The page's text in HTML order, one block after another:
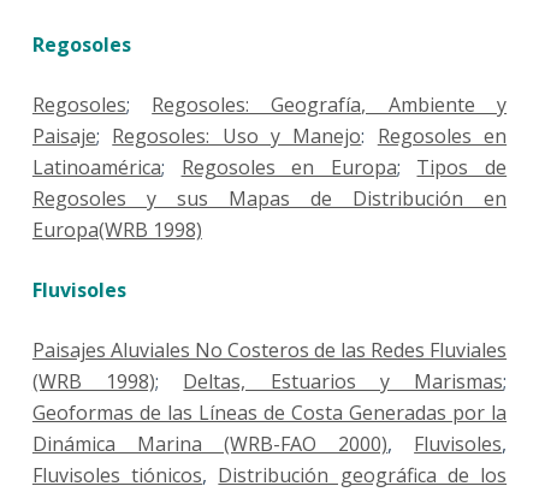
Regosoles
Regosoles; Regosoles: Geografía, Ambiente y
Paisaje; Regosoles: Uso y Manejo: Regosoles en
Latinoamérica; Regosoles en Europa; Tipos de
Regosoles y sus Mapas de Distribución en
Europa(WRB 1998)
Fluvisoles
Paisajes Aluviales No Costeros de las Redes Fluviales
(WRB 1998); Deltas, Estuarios y Marismas;
Geoformas de las Líneas de Costa Generadas por la
Dinámica Marina (WRB-FAO 2000), Fluvisoles,
Fluvisoles tiónicos, Distribución geográfica de los